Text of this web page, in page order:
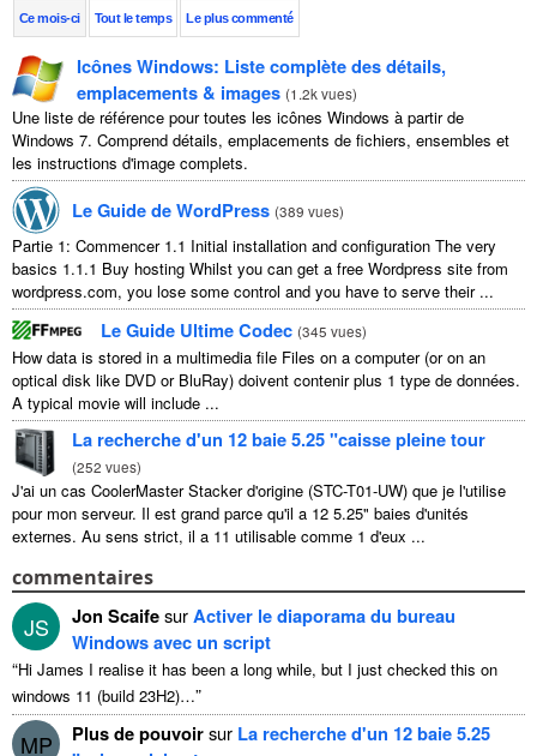
Ce mois-ci Tout le temps Le plus commenté
Icônes Windows: Liste complète des détails,
emplacements & images (1.2k vues)
Une liste de référence pour toutes les icônes Windows à partir de
Windows 7. Comprend détails, emplacements de fichiers, ensembles et
les instructions d'image complets.
Le Guide de WordPress (389 vues)
Partie 1: Commencer 1.1 Initial installation and configuration The very
basics 1.1.1 Buy hosting Whilst you can get a free Wordpress site from
wordpress.com, you lose some control and you have to serve their...
Le Guide Ultime Codec (345 vues)
How data is stored in a multimedia file Files on a computer(or on an
optical disk like DVD or BluRay) doivent contenir plus 1 type de données.
A typical movie will include ...
La recherche d'un 12 baie 5.25 "caisse pleine tour
(252 vues)
J'ai un cas CoolerMaster Stacker d'origine (STC-T01-UW) que je l'utilise
pour mon serveur. Il est grand parce qu'il a 12 5.25" baies d'unités
externes. Au sens strict, il a 11 utilisable comme 1 d'eux ...
commentaires
JS Jon ScaifesurActiver le diaporama du bureau
Windows avec un script
“Hi James I realise it has been a long while, but I just checked this on
windows 11 (build 23H2)…”
MP Plus de pouvoirsur La recherche d'un 12 baie 5.25